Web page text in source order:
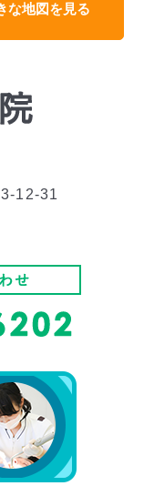
な地図を見る
12-31